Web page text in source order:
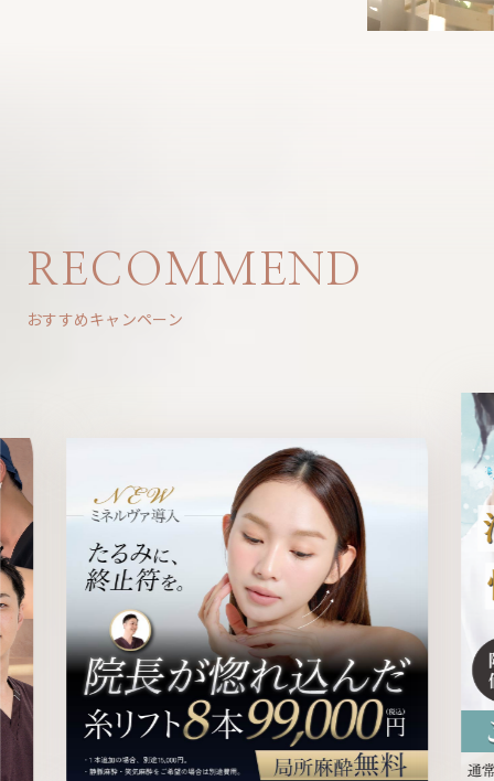
RECOMMEND
おすすめキャンペーン